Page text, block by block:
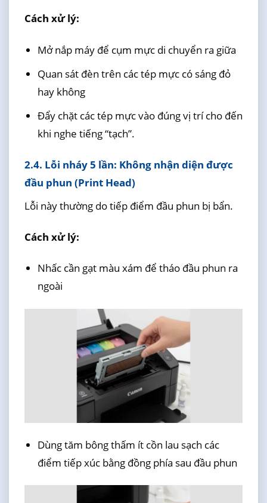
Cách xử lý:
Mở nắp máy để cụm mực di chuyển ra giữa
Quan sát đèn trên các tép mực có sáng đỏ
hay không
Đẩy chặt các tép mực vào đúng vị trí cho đến
khi nghe tiếng “tạch”.
2.4. Lỗi nháy 5 lần: Không nhận diện được
đầu phun (Print Head)
Lỗi này thường do tiếp điểm đầu phun bị bẩn.
Cách xử lý:
Nhấc cần gạt màu xám để tháo đầu phun ra
ngoài
Dùng tăm bông thấm ít cồn lau sạch các
điểm tiếp xúc bằng đồng phía sau đầu phun